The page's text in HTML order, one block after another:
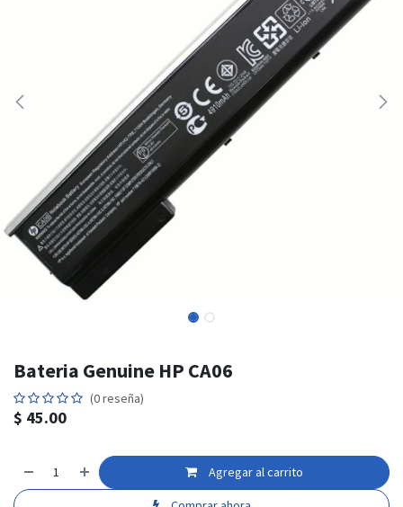
Bateria Genuine HP CA06
(0 reseña)
$ 45.00
Agregar al carrito